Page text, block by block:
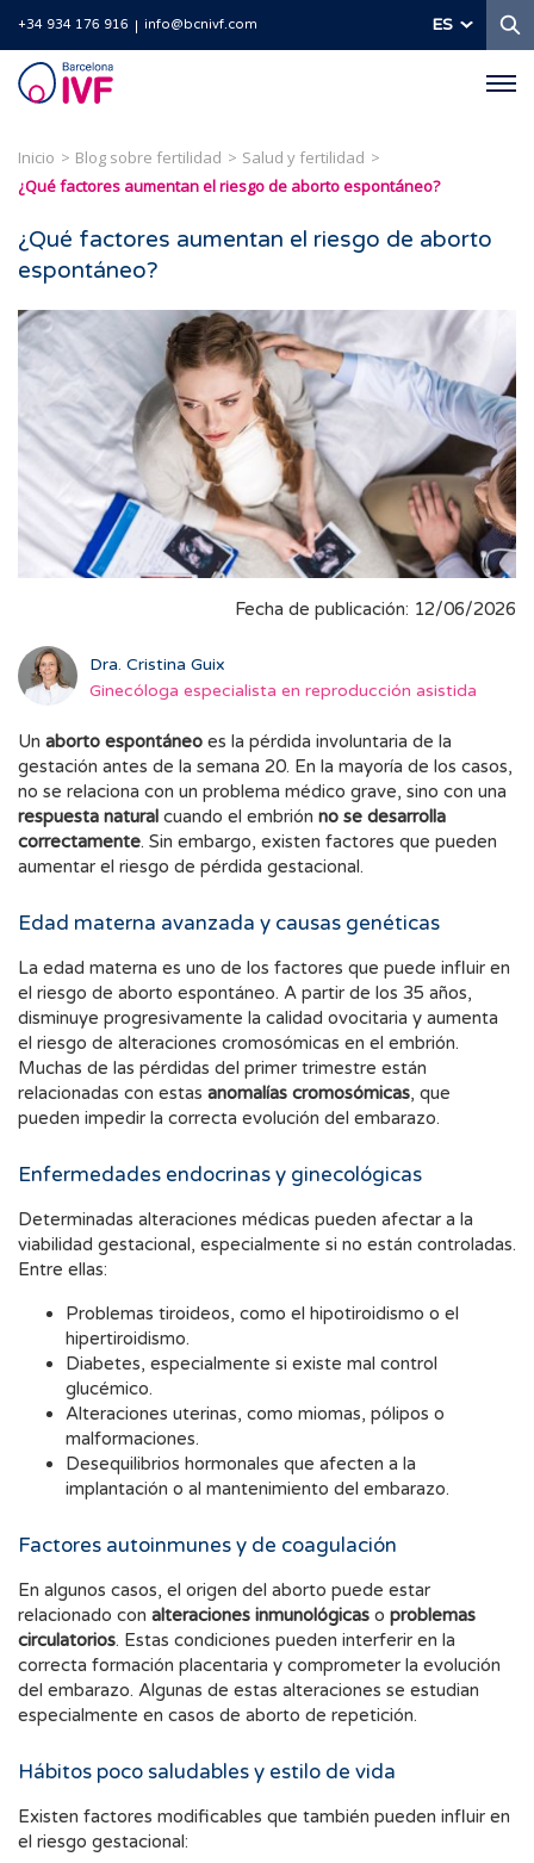
+34 934 176 916 info@bcnivf.com ES
Barcelona
IVF
Inicio Blog sobre fertilidad
Salud y fertilidad
¿Qué factores aumentan el riesgo de aborto espontáneo?
¿Qué factores aumentan el riesgo de aborto
espontáneo?
Fecha de publicación: 12/06/2026
Dra. Cristina Guix
Ginecóloga especialista en reproducción asistida
Un aborto espontáneo es la pérdida involuntaria de la
gestación antes de la semana 20. En la mayoría de los casos,
no se relaciona con un problema médico grave, sino con una
respuesta natural cuando el embrión no se desarrolla
correctamente. Sin embargo, existen factores que pueden
aumentar el riesgo de pérdida gestacional.
Edad materna avanzada y causas genéticas
La edad materna es uno de los factores que puede influir en
el riesgo de aborto espontáneo. A partir de los 35 años,
disminuye progresivamente la calidad ovocitaria y aumenta
el riesgo de alteraciones cromosómicas en el embrión.
Muchas de las pérdidas del primer trimestre están
relacionadas con estas anomalías cromosómicas, que
pueden impedir la correcta evolución del embarazo.
Enfermedades endocrinas y ginecológicas
Determinadas alteraciones médicas pueden afectar a la
viabilidad gestacional, especialmente si no están controladas.
Entre ellas:
Problemas tiroideos, como el hipotiroidismo o el
hipertiroidismo.
Diabetes, especialmente si existe mal control
glucémico.
Alteraciones uterinas, como miomas, pólipos o
malformaciones.
Desequilibrios hormonales que afecten a la
implantación o al mantenimiento del embarazo.
Factores autoinmunes y de coagulación
En algunos casos, el origen del aborto puede estar
relacionado con alteraciones inmunológicas o problemas
circulatorios. Estas condiciones pueden interferir en la
correcta formación placentaria y comprometer la evolución
del embarazo. Algunas de estas alteraciones se estudian
especialmente en casos de aborto de repetición.
Hábitos poco saludables y estilo de vida
Existen factores modificables que también pueden influir en
el riesgo gestacional: